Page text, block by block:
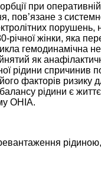
при оперативній
з
порушень,
річної жінки, яка
гемодинамічна
як
рідини
факторів ризику
рідини є
OHIA.